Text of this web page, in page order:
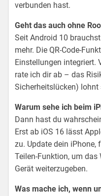
verbunden hast.
Geht das auch ohne
Seit Android 10
mehr. Die QR-Code-
Einstellungen integriert.
rate ich dir ab – das
Sicherheitslücken)
Warum sehe ich beim
Dann hast du
Erst ab iOS 16 lässt
zu. Update dein
Teilen-Funktion, um das
Gerät weiterzugeben.
Was mache ich, wenn